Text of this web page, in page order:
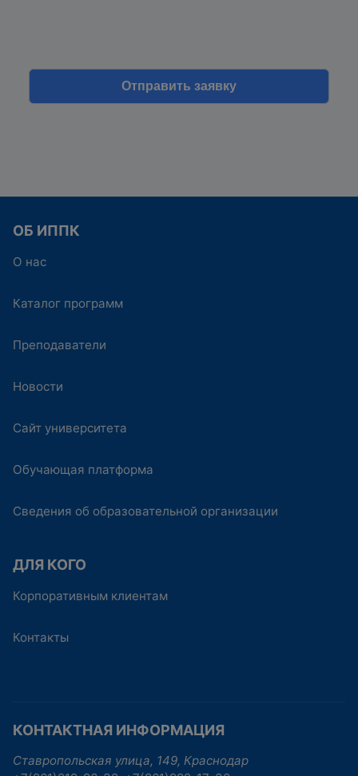
ОБ ИППК
О нас
Каталог программ
Преподаватели
Новости
Сайт университета
Обучающая платформа
Сведения об образовательной организации
ДЛЯ КОГО
Корпоративным клиентам
Контакты
КОНТАКТНАЯ ИНФОРМАЦИЯ
Ставропольская улица, 149, Краснодар